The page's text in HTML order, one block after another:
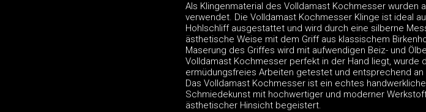
Als Klingenmaterial des Volldamast Kochmesser wurden
verwendet. Die Volldamast Kochmesser Klinge ist ideal
Hohlschliff ausgestattet und wird durch eine silberne
ästhetische Weise mit dem Griff aus klassischem
Maserung des Griffes wird mit aufwendigen Beiz- und
Volldamast Kochmesser perfekt in der Hand liegt, wurde
ermüdungsfreies Arbeiten getestet und entsprechend
Das Volldamast Kochmesser ist ein echtes
Schmiedekunst mit hochwertiger und moderner
ästhetischer Hinsicht begeistert.